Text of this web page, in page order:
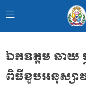
ឯកឧត្តម ឆាយ
ពិធីខួបអនុស្សា